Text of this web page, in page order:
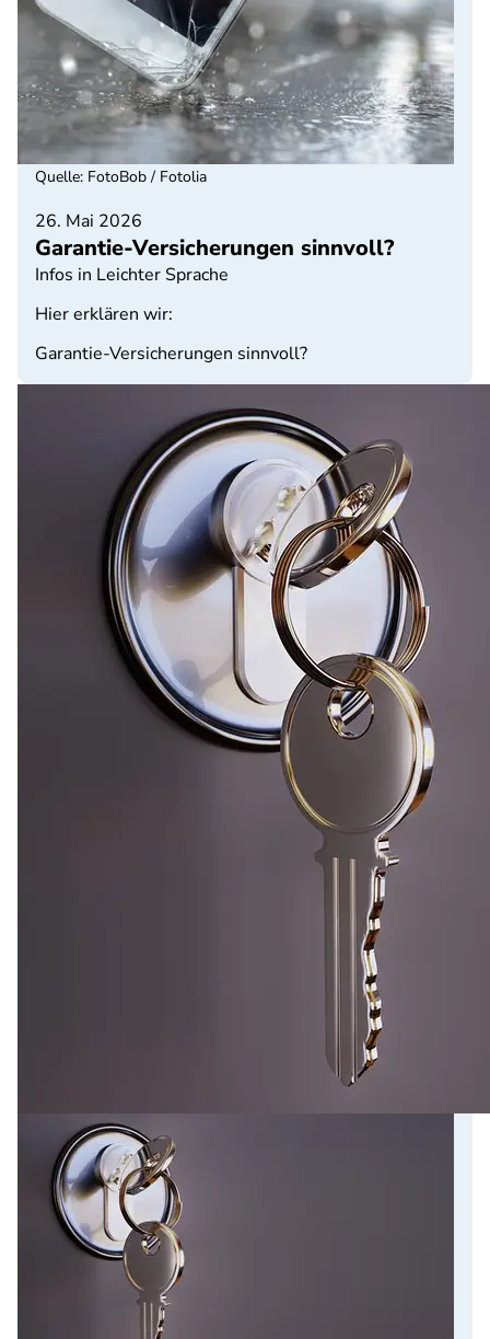
26. Mai 2026
Garantie-Versicherungen sinnvoll?
Infos in Leichter Sprache
Hier erklären wir:
Garantie-Versicherungen sinnvoll?
Quelle: FotoBob / Fotolia